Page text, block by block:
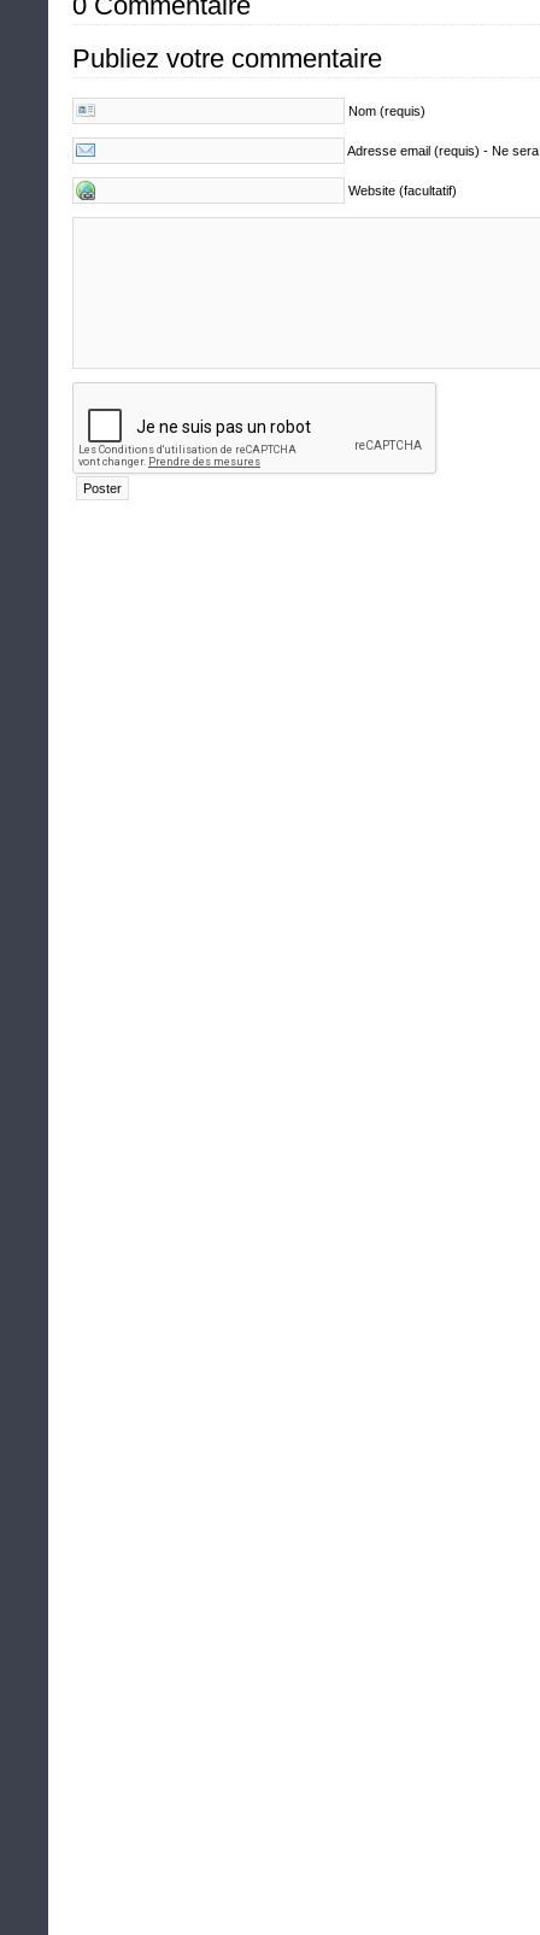
Publiez votre commentaire
Nom (requis)
Adresse email (requis) - Ne
Website (facultatif)